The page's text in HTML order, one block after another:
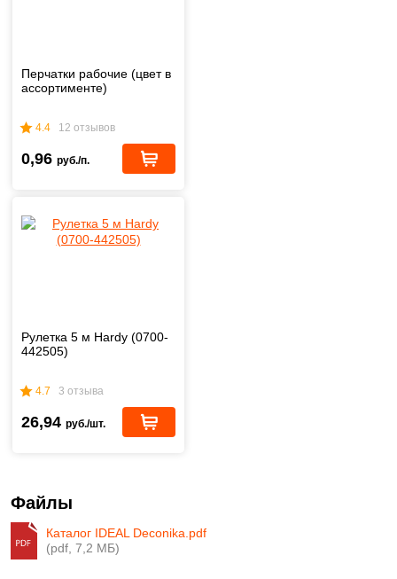
Перчатки рабочие (цвет в
ассортименте)
4.4 12 отзывов
0,96 руб./п.
Рулетка 5 м Hardy (0700-
442505)
4.7 3 отзыва
26,94 руб./шт.
Файлы
Каталог IDEAL Deconika.pdf
(pdf, 7,2 МБ)